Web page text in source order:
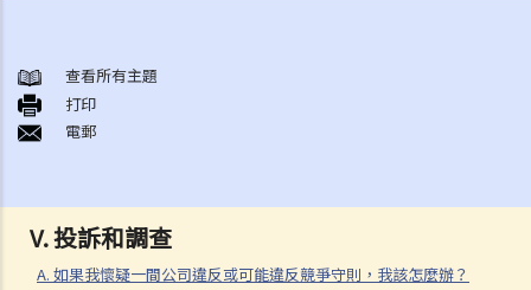
V. 投訴和調查
A. 如果我懷疑一間公司違反或可能違反競爭守則，我該怎麼辦？
第一行為守則
A. 範圍
1. 合謀行為
3. 交換資料
4. 行業協會活動
5. 聯營
查看所有主題
打印
電郵